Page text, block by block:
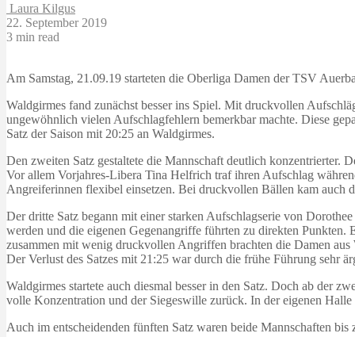
Laura Kilgus
22. September 2019
3 min read
Am Samstag, 21.09.19 starteten die Oberliga Damen der TSV
Waldgirmes fand zunächst besser ins Spiel. Mit druckvollen
ungewöhnlich vielen Aufschlagfehlern bemerkbar machte. Diese
Satz der Saison mit 20:25 an Waldgirmes.
Den zweiten Satz gestaltete die Mannschaft deutlich konzentrierter.
Vor allem Vorjahres-Libera Tina Helfrich traf ihren Aufschlag
Angreiferinnen flexibel einsetzen. Bei druckvollen Bällen kam auch
Der dritte Satz begann mit einer starken Aufschlagserie von
werden und die eigenen Gegenangriffe führten zu direkten
zusammen mit wenig druckvollen Angriffen brachten die Damen
Der Verlust des Satzes mit 21:25 war durch die frühe Führung sehr
Waldgirmes startete auch diesmal besser in den Satz. Doch ab der
volle Konzentration und der Siegeswille zurück. In der eigenen
Auch im entscheidenden fünften Satz waren beide Mannschaften